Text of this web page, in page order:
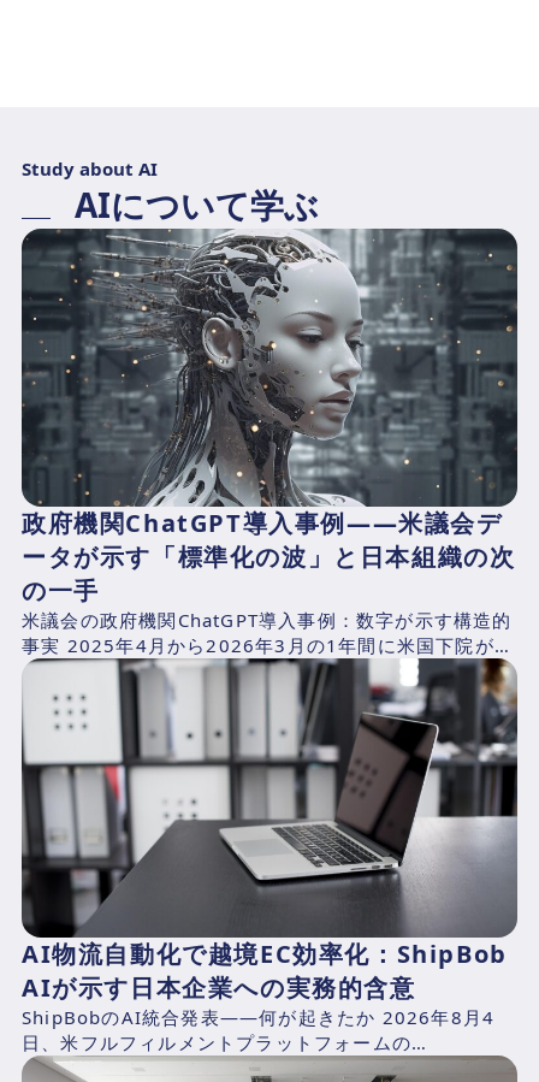
Study about AI
AIについて学ぶ
政府機関ChatGPT導入事例——米議会デ
ータが示す「標準化の波」と日本組織の次
の一手
米議会の政府機関ChatGPT導入事例：数字が示す構造的
事実 2025年4月から2026年3月の1年間に米国下院が支
出したAI関連費用を、CNBCが下院支出記録...
AI物流自動化で越境EC効率化：ShipBob
AIが示す日本企業への実務的含意
ShipBobのAI統合発表——何が起きたか 2026年8月4
日、米フルフィルメントプラットフォームの
ShipBob（本社：シカゴ、2014年創業、CEO：Dh...